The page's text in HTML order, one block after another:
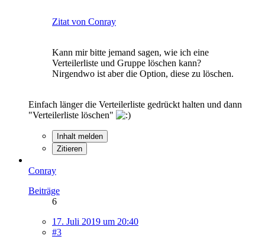
Zitat von Conray
Kann mir bitte jemand sagen, wie ich eine
Verteilerliste und Gruppe löschen kann?
Nirgendwo ist aber die Option, diese zu löschen.
Einfach länger die Verteilerliste gedrückt halten und dann
"Verteilerliste löschen"
Inhalt melden
Zitieren
Conray
Beiträge
6
17. Juli 2019 um 20:40
#3